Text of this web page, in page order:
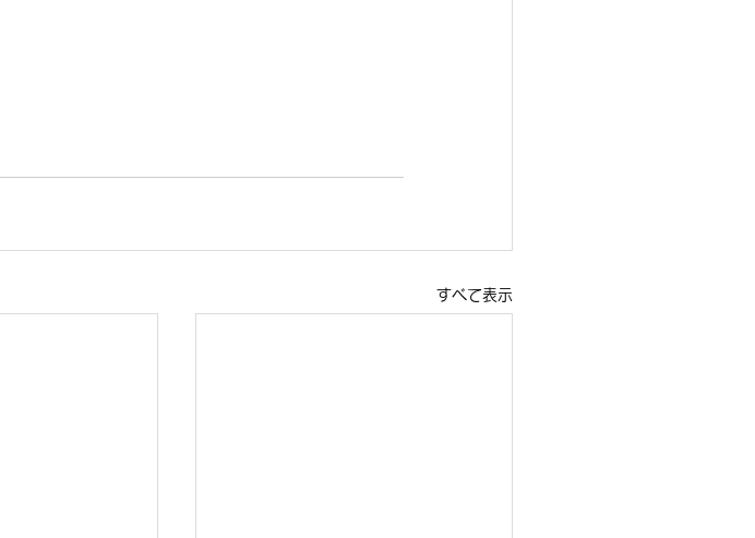
すべて表示